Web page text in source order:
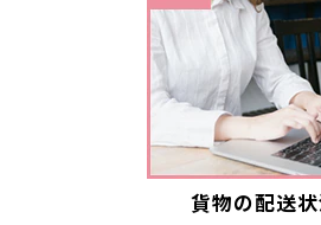
貨物の配送